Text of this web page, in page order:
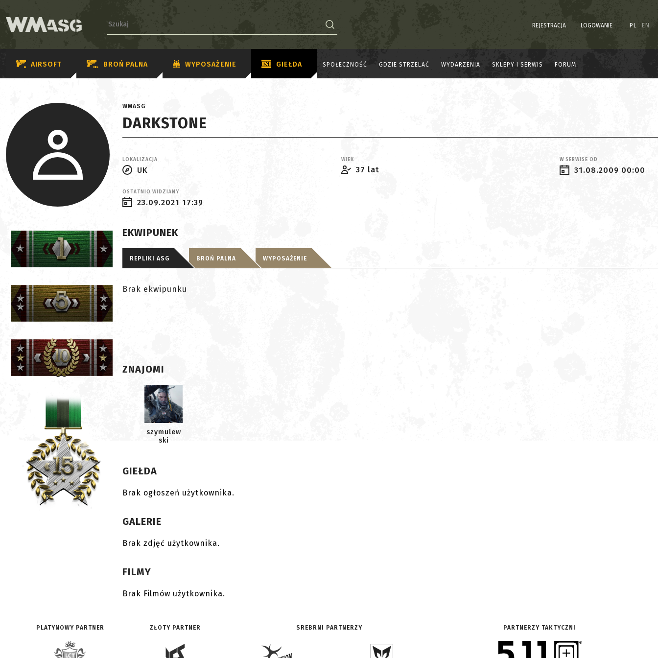
REJESTRACJA LOGOWANIE PL EN
AIRSOFT BROŃ PALNA WYPOSAŻENIE GIEŁDA SPOŁECZNOŚĆ GDZIE STRZELAĆ WYDARZENIA SKLEPY I SERWIS FORUM
WMASG
DARKSTONE
LOKALIZACJA
UK
WIEK
37 lat
W SERWISE OD
31.08.2009 00:00
OSTATNIO WIDZIANY
23.09.2021 17:39
EKWIPUNEK
REPLIKI ASG BROŃ PALNA WYPOSAŻENIE
Brak ekwipunku
ZNAJOMI
szymulew
ski
GIEŁDA
Brak ogłoszeń użytkownika.
GALERIE
Brak zdjęć użytkownika.
FILMY
Brak Filmów użytkownika.
PLATYNOWY PARTNER ZŁOTY PARTNER SREBRNI PARTNERZY PARTNERZY TAKTYCZNI